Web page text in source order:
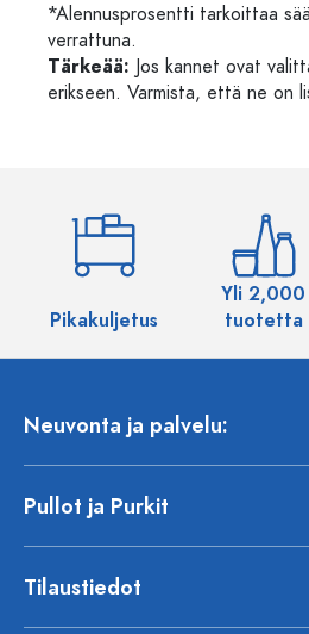
*Alennusprosentti tarkoittaa
verrattuna.
Tärkeää: Jos kannet ovat
erikseen. Varmista, että ne on
Pikakuljetus
Yli 2,000
tuotetta
Neuvonta ja palvelu:
Pullot ja Purkit
Tilaustiedot